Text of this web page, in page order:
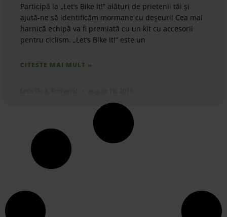
Participă la „Let’s Bike It!” alături de prietenii tăi și
ajută-ne să identificăm mormane cu deșeuri! Cea mai
harnică echipă va fi premiată cu un kit cu accesorii
pentru ciclism. „Let’s Bike It!” este un
CITESTE MAI MULT »